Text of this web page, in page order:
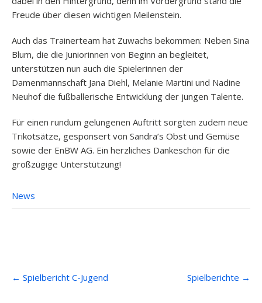
Freude über diesen wichtigen Meilenstein.
Auch das Trainerteam hat Zuwachs bekommen: Neben Sina
Blum, die die Juniorinnen von Beginn an begleitet,
unterstützen nun auch die Spielerinnen der
Damenmannschaft Jana Diehl, Melanie Martini und Nadine
Neuhof die fußballerische Entwicklung der jungen Talente.
Für einen rundum gelungenen Auftritt sorgten zudem neue
Trikotsätze, gesponsert von Sandra’s Obst und Gemüse
sowie der EnBW AG. Ein herzliches Dankeschön für die
großzügige Unterstützung!
News
navigation
← Spielbericht C-Jugend Spielberichte →